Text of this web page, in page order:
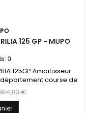
125 GP - MUPO
0
125GP Amortisseur
course de
«prêt pour la course»,
technologies
€